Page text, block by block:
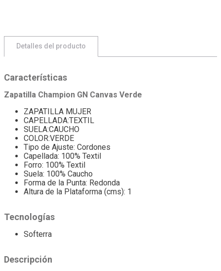
Detalles del producto
Características
Zapatilla Champion GN Canvas Verde
ZAPATILLA MUJER
CAPELLADA:TEXTIL
SUELA:CAUCHO
COLOR:VERDE
Tipo de Ajuste: Cordones
Capellada: 100% Textil
Forro: 100% Textil
Suela: 100% Caucho
Forma de la Punta: Redonda
Altura de la Plataforma (cms): 1
Tecnologías
Softerra
Descripción